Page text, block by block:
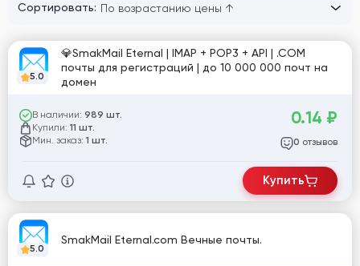
Сортировать:
5.0
💎SmakMail Eternal | IMAP + POP3 + API | .COM
почты для регистраций | до 10 000 000 почт на
домен
В наличии: 989 шт.
Купили: 11 шт.
Мин. заказ: 1 шт.
0.14 ₽
0 отзывов
Купить
5.0
SmakMail Eternal.com Вечные почты.